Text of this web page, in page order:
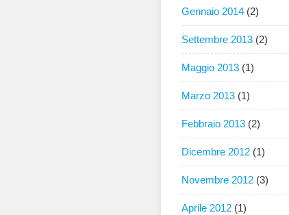
Gennaio 2014 (2)
Settembre 2013 (2)
Maggio 2013 (1)
Marzo 2013 (1)
Febbraio 2013 (2)
Dicembre 2012 (1)
Novembre 2012 (3)
Aprile 2012 (1)